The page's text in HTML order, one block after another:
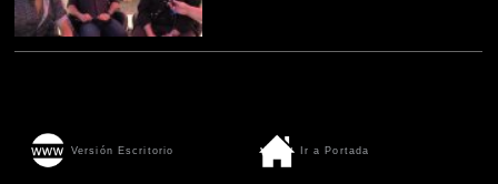
Versión Escritorio Ir a Portada